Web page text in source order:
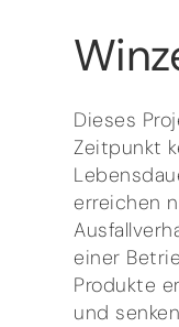
Dieses
Zeitpunkt
erreichen
einer
Produkte
und